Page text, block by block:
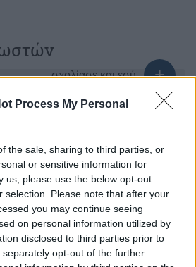
Process My Personal
the sale, sharing to third parties, or
or sensitive information for
us, please use the below opt-out
selection. Please note that after your
you may continue seeing
on personal information utilized by
disclosed to third parties prior to
opt-out of the further
σχολίασε και εσύ
στοGoogle News
όλες τις ειδήσεις
Ειδήσειςαπό την Ελλάδα
στο